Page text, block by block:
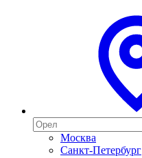
Москва
Санкт-Петербург